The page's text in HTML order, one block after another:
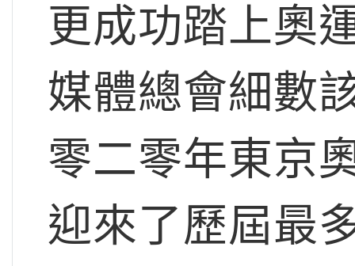
更成功踏上奧
媒體總會細數
零二零年東京
迎來了歷屆最